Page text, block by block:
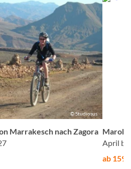
© Studiosus
Marrakesch nach Zagora
April
ab